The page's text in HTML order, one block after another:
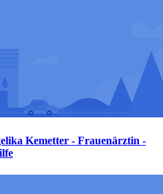
Kemetter - Frauenärztin -